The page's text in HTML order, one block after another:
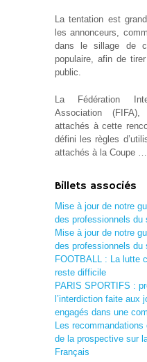
La tentation est
les annonceurs,
dans le sillage de
populaire, afin de
public.
La Fédération
Association
attachés à cette
défini les règles
attachés à la Coupe …
Billets associés
Mise à jour de notre
des professionnels du
Mise à jour de notre
des professionnels du
FOOTBALL : La lutte
reste difficile
PARIS SPORTIFS :
l’interdiction faite aux
engagés dans une
Les
de la prospective sur
Français